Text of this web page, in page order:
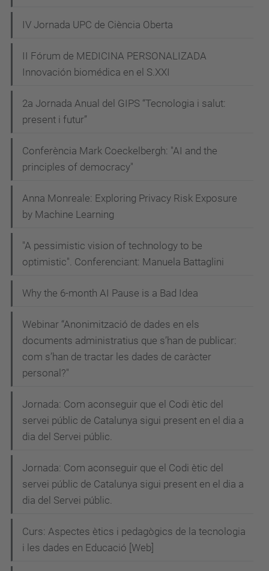
de
col·lecció
Diàlegs
UPCArts.
Serà
oberta
tot
públic
i
protagonitzaran
Cecilio
Angulo,
coautor
l'obra,
Toni
Hernández,
editor.
IV Jornada UPC de Ciència Oberta
II Fórum de MEDICINA PERSONALIZADA
Innovación biomédica en el S.XXI
2a Jornada Anual del GIPS “Tecnologia i salut:
present i futur”
Conferència Mark Coeckelbergh: "AI and the
principles of democracy"
Anna Monreale: Exploring Privacy Risk Exposure
by Machine Learning
"A pessimistic vision of technology to be
optimistic". Conferenciant: Manuela Battaglini
Why the 6-month AI Pause is a Bad Idea
Webinar “Anonimització de dades en els
documents administratius que s’han de publicar:
com s’han de tractar les dades de caràcter
personal?"
Jornada: Com aconseguir que el Codi ètic del
servei públic de Catalunya sigui present en el dia a
dia del Servei públic.
Jornada: Com aconseguir que el Codi ètic del
servei públic de Catalunya sigui present en el dia a
dia del Servei públic.
Curs: Aspectes ètics i pedagògics de la tecnologia
i les dades en Educació [Web]